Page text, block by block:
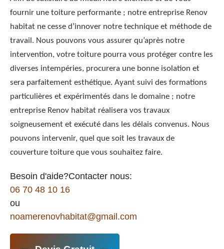
fournir une toiture performante ; notre entreprise Renov
habitat ne cesse d’innover notre technique et méthode de
travail. Nous pouvons vous assurer qu’après notre
intervention, votre toiture pourra vous protéger contre les
diverses intempéries, procurera une bonne isolation et
sera parfaitement esthétique. Ayant suivi des formations
particulières et expérimentés dans le domaine ; notre
entreprise Renov habitat réalisera vos travaux
soigneusement et exécuté dans les délais convenus. Nous
pouvons intervenir, quel que soit les travaux de
couverture toiture que vous souhaitez faire.
Besoin d'aide?Contacter nous:
06 70 48 10 16
ou
noamerenovhabitat@gmail.com